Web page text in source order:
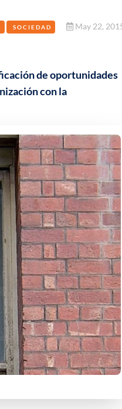
SOCIEDAD
May 22,
de oportunidades
con la